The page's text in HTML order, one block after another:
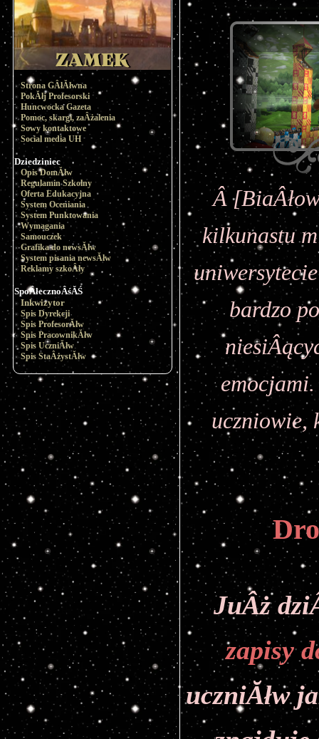
Strona GÂłĂłwna
PokĂłj Profesorski
Huncwocka Gazeta
Pomoc, skargi, zaÂżalenia
Sowy kontaktowe
Social media UH
Dziedziniec
Opis DomĂłw
Regulamin Szkolny
Oferta Edukacyjna
System Oceniania
System Punktowania
Wymagania
Samouczek
Grafika do newsĂłw
System pisania newsĂłw
Reklamy szkoÂły
SpoÂłecznoÂśĂŚ
Inkwizytor
Spis Dyrekcji
Spis ProfesorĂłw
Spis PracownikĂłw
Spis UczniĂłw
Spis StaÂżystĂłw
Â
kilkunastu
bardzo
uczniowie,
JuÂż
zapisy
uczniĂłw